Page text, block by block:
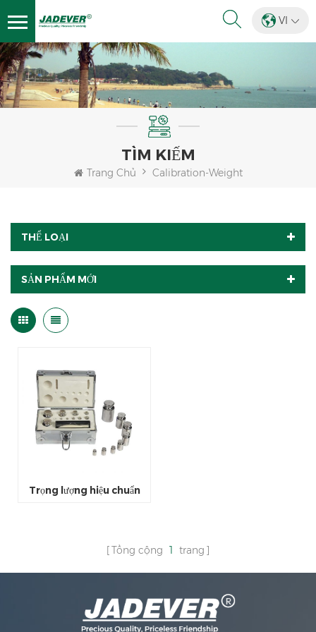
VI
TÌM KIẾM
Trang Chủ Calibration-Weight
THỂ LOẠI
SẢN PHẨM MỚI
Trọng lượng hiệu chuẩn
Tổng cộng 1 trang